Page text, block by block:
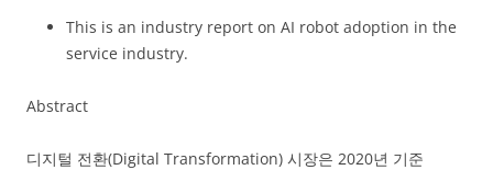
This is an industry report on AI robot adoption in the
service industry.
Abstract
디지털 전환(Digital Transformation) 시장은 2020년 기준